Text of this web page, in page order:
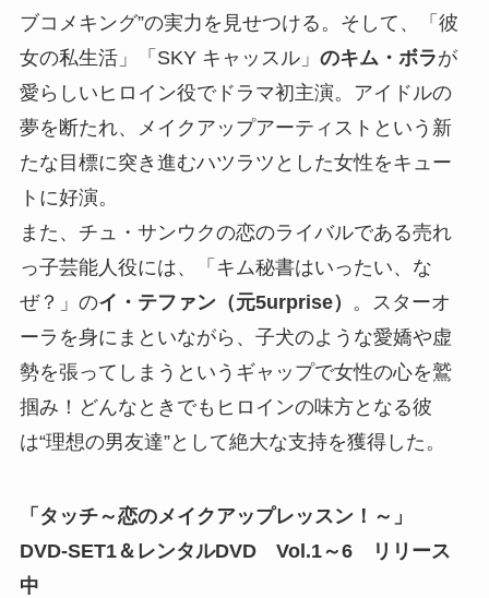
ブコメキング”の実力を見せつける。そして、「彼
女の私生活」「SKY キャッスル」 のキム・ボラが
愛らしいヒロイン役でドラマ初主演。アイドルの
夢を断たれ、メイクアップアーティストという新
たな目標に突き進むハツラツとした女性をキュー
トに好演。
また、チュ・サンウクの恋のライバルである売れ
っ子芸能人役には、「キム秘書はいったい、な
ぜ？」のイ・テファン（元5urprise）
。スターオ
ーラを身にまといながら、子犬のような愛嬌や虚
勢を張ってしまうというギャップで女性の心を鷲
掴み！どんなときでもヒロインの味方となる彼
は“理想の男友達”として絶大な支持を獲得した。
「タッチ～恋のメイクアップレッスン！～」
DVD-SET1＆レンタルDVD Vol.1～6 リリース
中